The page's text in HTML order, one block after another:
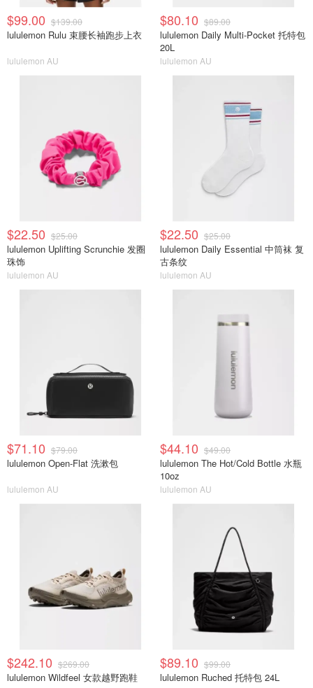
$99.00 $139.00
lululemon Rulu 束腰长袖跑步上衣
lululemon AU
$80.10 $89.00
lululemon Daily Multi-Pocket 托特包
20L
lululemon AU
$22.50 $25.00
lululemon Uplifting Scrunchie 发圈
珠饰
lululemon AU
$22.50 $25.00
lululemon Daily Essential 中筒袜 复
古条纹
lululemon AU
$71.10 $79.00
lululemon Open-Flat 洗漱包
lululemon AU
$44.10 $49.00
lululemon The Hot/Cold Bottle 水瓶
10oz
lululemon AU
$242.10 $269.00
lululemon Wildfeel 女款越野跑鞋
$89.10 $99.00
lululemon Ruched 托特包 24L